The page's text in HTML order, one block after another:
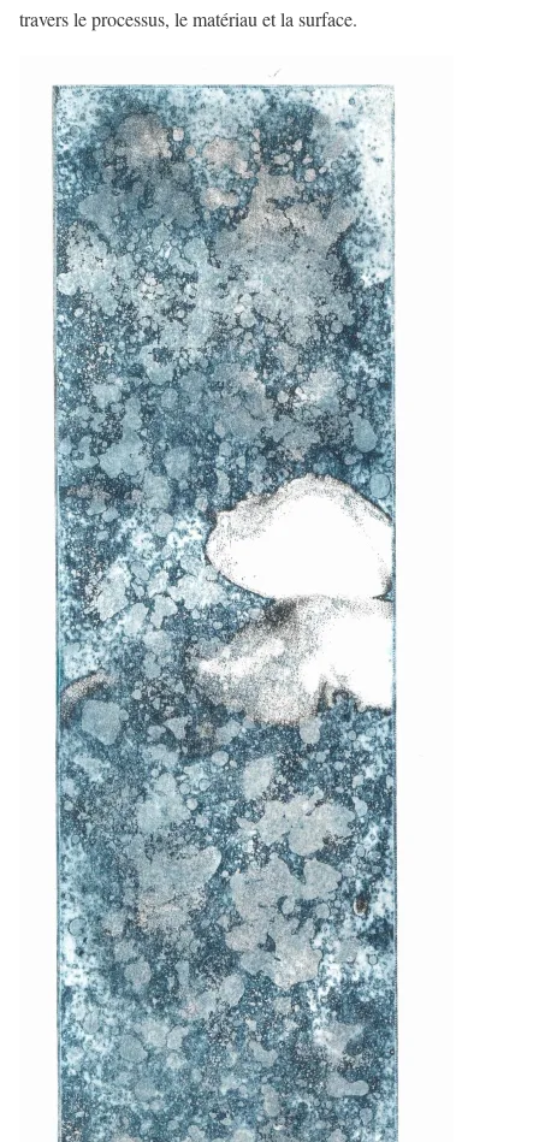
travers le processus, le matériau et la surface.